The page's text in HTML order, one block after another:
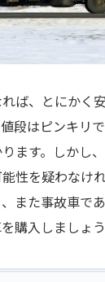
ば、とにかく
段はピンキリ
ます。しかし
性を疑わなけ
また事故車で
購入しましょう